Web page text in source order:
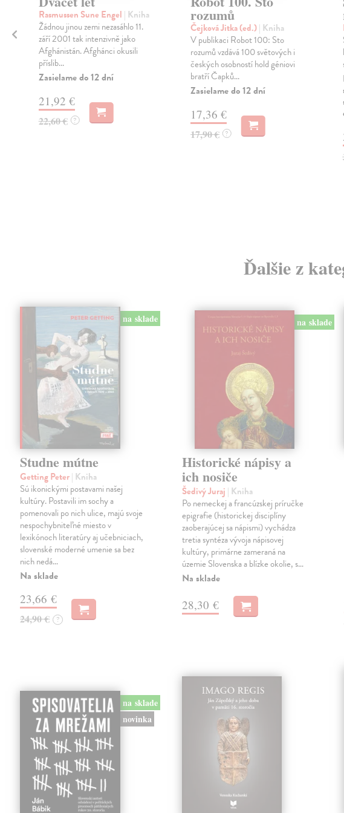
Rasmussen Sune Engel | Kniha
Žádnou jinou zemi nezasáhlo 11.
září 2001 tak intenzivně jako
Afghánistán. Afghánci okusili
příslib...
Zasielame do 12 dní
21,92 €
22,60 € ?
rozumů
Čejková Jitka (ed.)| Kniha
V publikaci Robot 100: Sto
rozumů vzdává 100 světových i
českých osobností hold géniovi
bratří Čapků...
Zasielame do 12 dní
17,36 €
17,90 € ?
Ďalšie z
na sklade
Studne mútne
Getting Peter| Kniha
Sú ikonickými postavami našej
kultúry. Postavili im sochy a
pomenovali po nich ulice, majú svoje
nespochybniteľné miesto v
lexikónoch literatúry aj učebniciach,
slovenské moderné umenie sa bez
nich nedá…
Na sklade
23,66 €
24,90 € ?
na sklade
Historické nápisy a
ich nosiče
Šedivý Juraj | Kniha
Po nemeckej a francúzskej príručke
epigrafie (historickej disciplíny
zaoberajúcej sa nápismi) vychádza
tretia syntéza vývoja nápisovej
kultúry, primárne zameraná na
územie Slovenska a blízke okolie, s…
Na sklade
28,30 €
na sklade
novinka